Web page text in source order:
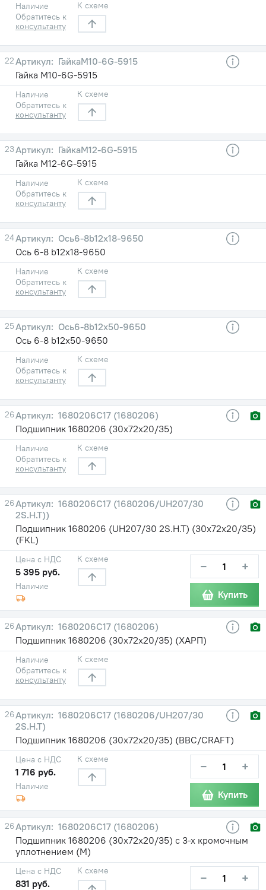
Наличие
Обратитесь к
консультанту
К схеме
22
ГайкаM10-6G-5915
Гайка M10-6G-5915
Наличие
Обратитесь к
консультанту
К схеме
23
ГайкаM12-6G-5915
Гайка M12-6G-5915
Наличие
Обратитесь к
консультанту
К схеме
24
Ось6-8b12x18-9650
Ось 6-8 b12x18-9650
Наличие
Обратитесь к
консультанту
К схеме
25
Ось6-8b12x50-9650
Ось 6-8 b12x50-9650
Наличие
Обратитесь к
консультанту
К схеме
26
1680206С17 (1680206)
Подшипник 1680206 (30х72х20/35)
Наличие
Обратитесь к
консультанту
К схеме
26
1680206С17 (1680206/UH207/30
2S.H.T))
Подшипник 1680206 (UH207/30 2S.H.T) (30х72х20/35)
(FKL)
Наличие
Цена с НДС
5 395 руб.
К схеме − +
Купить
26
1680206С17 (1680206)
Подшипник 1680206 (30х72х20/35) (ХАРП)
Наличие
Обратитесь к
консультанту
К схеме
26
1680206С17 (1680206/UH207/30
2S.H.T)
Подшипник 1680206 (30х72х20/35) (BBC/CRAFT)
Наличие
Цена с НДС
1 716 руб.
К схеме − +
Купить
26
1680206С17 (1680206)
Подшипник 1680206 (30х72х20/35) с 3-х кромочным
уплотнением (М)
Цена с НДС
831 руб.
К схеме − +